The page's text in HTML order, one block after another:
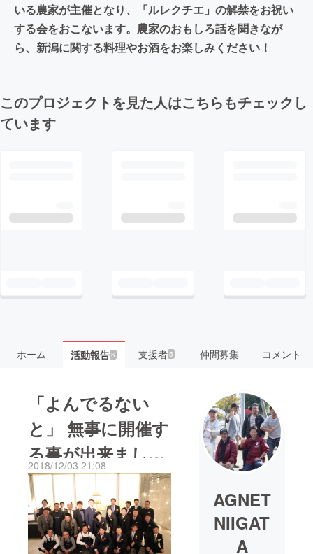
いる農家が主催となり、「ルレクチエ」の解禁をお祝い
する会をおこないます。農家のおもしろ話を聞きなが
ら、新潟に関する料理やお酒をお楽しみください！
このプロジェクトを見た人はこちらもチェックし
ています
ホーム 活動報告6 支援者5 仲間募集 コメント
「よんでるない
と」 無事に開催す
る事が出来まし
た！！
2018/12/03 21:08
AGNET
NIIGAT
A